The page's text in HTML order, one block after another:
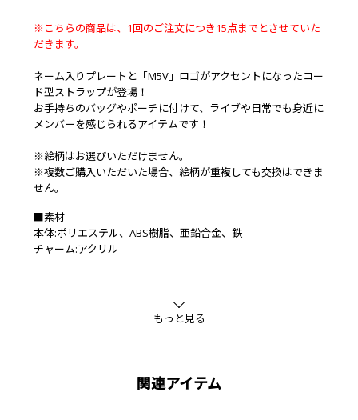
※こちらの商品は、1回のご注文につき15点までとさせていた
だきます。
ネーム入りプレートと「M5V」ロゴがアクセントになったコー
ド型ストラップが登場！
お手持ちのバッグやポーチに付けて、ライブや日常でも身近に
メンバーを感じられるアイテムです！
※絵柄はお選びいただけません。
※複数ご購入いただいた場合、絵柄が重複しても交換はできま
せん。
■素材
本体:ポリエステル、ABS樹脂、亜鉛合金、鉄
チャーム:アクリル
もっと見る
関連アイテム